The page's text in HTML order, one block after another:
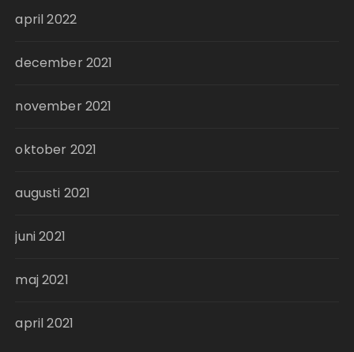
april 2022
december 2021
november 2021
oktober 2021
augusti 2021
juni 2021
maj 2021
april 2021